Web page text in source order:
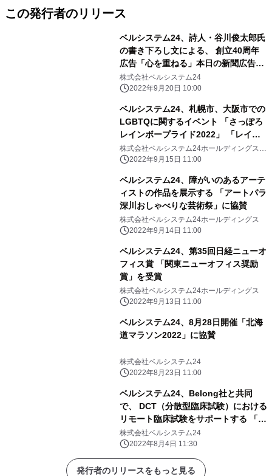
この発行者のリリース
ベルシステム24、詩人・谷川俊太郎氏
の書き下ろし文による、 創立40周年
広告「心を重ねる」本日の新聞広告か
ら順次展開
株式会社ベルシステム24
2022年9月20日 10:00
ベルシステム24、札幌市、大阪市での
LGBTQに関するイベント 「さっぽろ
レインボープライド2022」 「レイン
ボーフェスタ！2022」に協賛
株式会社ベルシステム24ホールディングス
株式会社ベルシステム24
2022年9月15日 11:00
ベルシステム24、障がいのあるアーテ
ィストの作品を展示する 「アートパラ
深川おしゃべりな芸術祭」に協賛
株式会社ベルシステム24ホールディングス
2022年9月14日 11:00
ベルシステム24、第35回日経ニューオ
フィス賞 「関東ニューオフィス奨励
賞」を受賞
株式会社ベルシステム24ホールディングス
2022年9月13日 11:00
ベルシステム24、8月28日開催「北海
道マラソン2022」に協賛
株式会社ベルシステム24
2022年8月23日 11:00
ベルシステム24、Belong社と共同
で、 DCT（分散型臨床試験）における
リモート臨床試験をサポートする 「デ
バイスマネジメントサービス」を提供
開始
株式会社ベルシステム24
2022年8月4日 11:30
発行者のリリースをもっと見る